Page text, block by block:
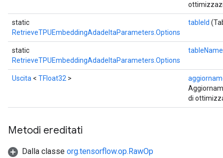
static
RetrieveTPUEmbeddingAdadeltaParameters.Options
tableId
static
RetrieveTPUEmbeddingAdadeltaParameters.Options
tableName
Uscita < TFloat32 >
di
Metodi ereditati
Dalla classe org.tensorflow.op.RawOp